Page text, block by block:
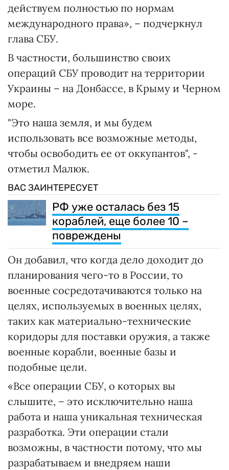
действуем полностью по нормам
международного права», – подчеркнул
глава СБУ.
В частности, большинство своих
операций СБУ проводит на территории
Украины – на Донбассе, в Крыму и Черном
море.
"Это наша земля, и мы будем
использовать все возможные методы,
чтобы освободить ее от оккупантов", -
отметил Малюк.
ВАС ЗАИНТЕРЕСУЕТ
РФ уже осталась без 15
кораблей, еще более 10 –
повреждены
Он добавил, что когда дело доходит до
планирования чего-то в России, то
военные сосредотачиваются только на
целях, используемых в военных целях,
таких как материально-технические
коридоры для поставки оружия, а также
военные корабли, военные базы и
подобные цели.
«Все операции СБУ, о которых вы
слышите, – это исключительно наша
работа и наша уникальная техническая
разработка. Эти операции стали
возможны, в частности потому, что мы
разрабатываем и внедряем наши